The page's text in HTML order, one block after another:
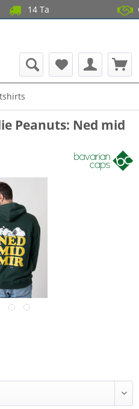
14 Tage Gratis
Peanuts: Ned mid